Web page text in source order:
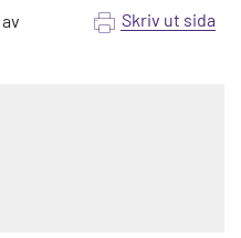
av
Skriv ut sida